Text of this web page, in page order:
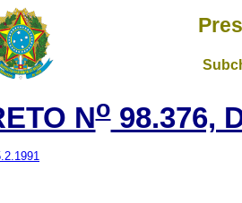
No98.376,